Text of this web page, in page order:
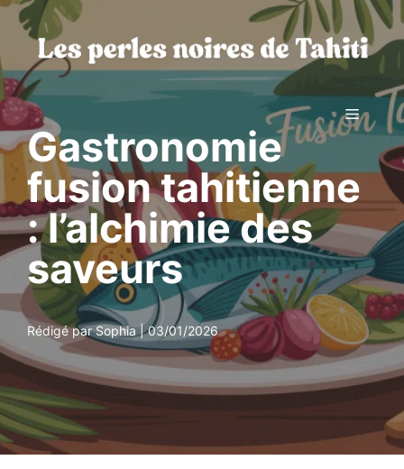
Aller
contenu
Menu
Gastronomie
fusion tahitienne
: l’alchimie des
saveurs
Rédigé par Sophia | 03/01/2026